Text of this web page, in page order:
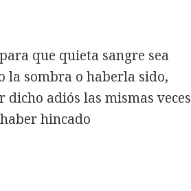
que quieta sangre sea
la sombra o haberla sido,
dicho adiós las mismas veces
hincado